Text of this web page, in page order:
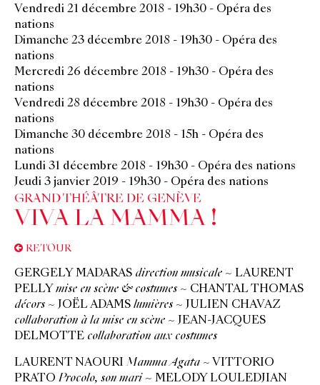
Vendredi 21 décembre 2018 - 19h30 - Opéra des
nations
Dimanche 23 décembre 2018 - 19h30 - Opéra des
nations
Mercredi 26 décembre 2018 - 19h30 - Opéra des
nations
Vendredi 28 décembre 2018 - 19h30 - Opéra des
nations
Dimanche 30 décembre 2018 - 15h - Opéra des
nations
Lundi 31 décembre 2018 - 19h30 - Opéra des nations
Jeudi 3 janvier 2019 - 19h30 - Opéra des nations
GRAND THÉÂTRE DE GENÈVE
VIVA LA MAMMA !
RETOUR
GERGELY MADARAS direction musicale ~ LAURENT
PELLY mise en scène & costumes ~ CHANTAL THOMAS
décors ~ JOËL ADAMS lumières ~ JULIEN CHAVAZ
collaboration à la mise en scène ~ JEAN-JACQUES
DELMOTTE collaboration aux costumes
LAURENT NAOURIMamma Agata ~ VITTORIO
PRATOProcolo, son mari ~ MELODY LOULEDJIAN